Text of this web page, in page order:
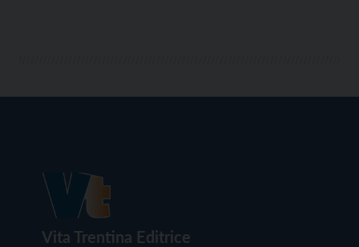
Vita Trentina Editrice